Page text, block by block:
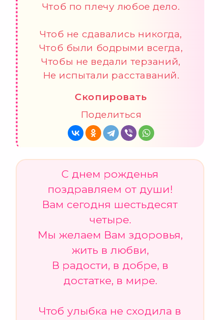
Чтоб по плечу любое дело.
Чтоб не сдавались никогда,
Чтоб были бодрыми всегда,
Чтобы не ведали терзаний,
Не испытали расставаний.
Скопировать
Поделиться
С днем рожденья
поздравляем от души!
Вам сегодня шестьдесят
четыре.
Мы желаем Вам здоровья,
жить в любви,
В радости, в добре, в
достатке, в мире.
Чтоб улыбка не сходила в